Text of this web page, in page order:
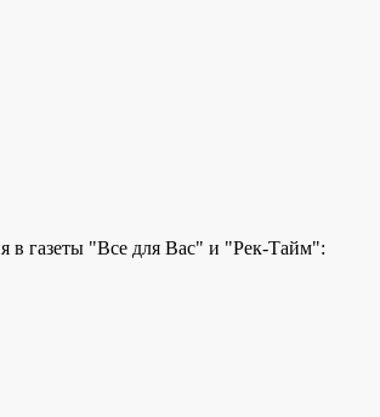
газеты "Все для Вас" и "Рек-Тайм":